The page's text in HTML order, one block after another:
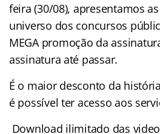
feira (30/08), apresentamos
universo dos concursos
MEGA promoção da
assinatura até passar.
É o maior desconto da
é possível ter acesso aos
Download ilimitado das